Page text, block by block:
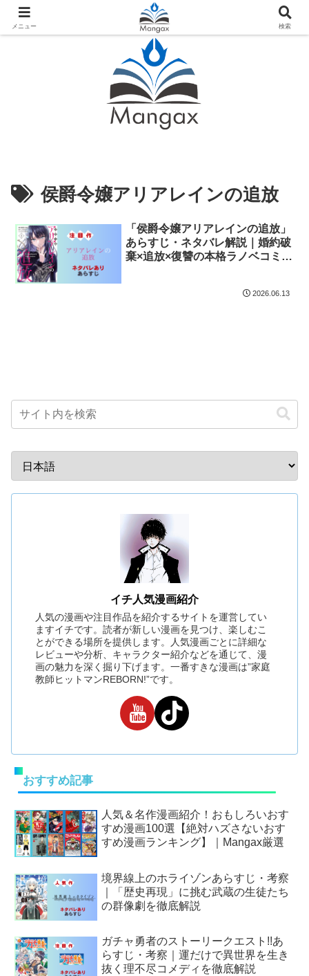
人気おすすめ漫画紹介ならMangax（マンガックス）
侯爵令嬢アリアレインの追放
「侯爵令嬢アリアレインの追放」
あらすじ・ネタバレ解説｜婚約破
棄×追放×復讐の本格ラノベコミカ
2026.06.13
イチ人気漫画紹介
人気の漫画や注目作品を紹介するサイトを運営してい
ますイチです。読者が新しい漫画を見つけ、楽しむこ
とができる場所を提供します。人気漫画ごとに詳細な
レビューや分析、キャラクター紹介などを通じて、漫
画の魅力を深く掘り下げます。一番すきな漫画は”家庭
教師ヒットマンREBORN!”です。
おすすめ記事
人気＆名作漫画紹介！おもしろいおす
すめ漫画100選【絶対ハズさないおす
すめ漫画ランキング】｜Mangax厳選
境界線上のホライゾンあらすじ・考察
｜「歴史再現」に挑む武蔵の生徒たち
の群像劇を徹底解説
ガチャ勇者のストーリークエスト!!あ
らすじ・考察｜運だけで異世界を生き
抜く理不尽コメディを徹底解説
メニュー 検索